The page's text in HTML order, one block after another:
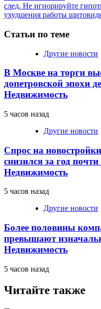
чтение
след. Не игнорируйте
ухудшения работы
Статьи по теме
Другие новости
В Москве на торги
допетровской эпохи
Недвижимость
5 часов назад
Другие новости
Спрос на
снизился за год
Недвижимость
5 часов назад
Другие новости
Более половины
превышают
Недвижимость
5 часов назад
Читайте также